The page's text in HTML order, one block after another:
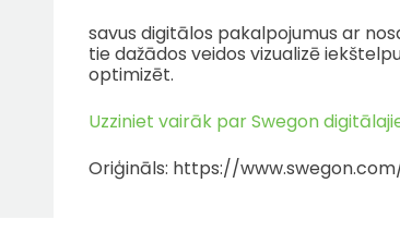
savus digitālos pakalpojumus ar
tie dažādos veidos vizualizē
optimizēt.
Uzziniet vairāk par Swegon
Oriģināls: https://